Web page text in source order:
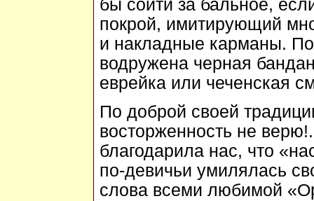
бы сойти за бальное,
покрой, имитирующий
и накладные карманы.
водружена черная
еврейка или чеченская
По доброй своей
восторженность не
благодарила нас, что
по-девичьи умилялась
слова всеми любимой